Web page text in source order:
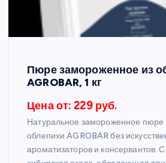
Пюре замороженное из
AGROBAR, 1 кг
Цена от: 229 руб.
Натуральное замороженное пюре
облепихи AGROBAR без
ароматизаторов и консервантов.